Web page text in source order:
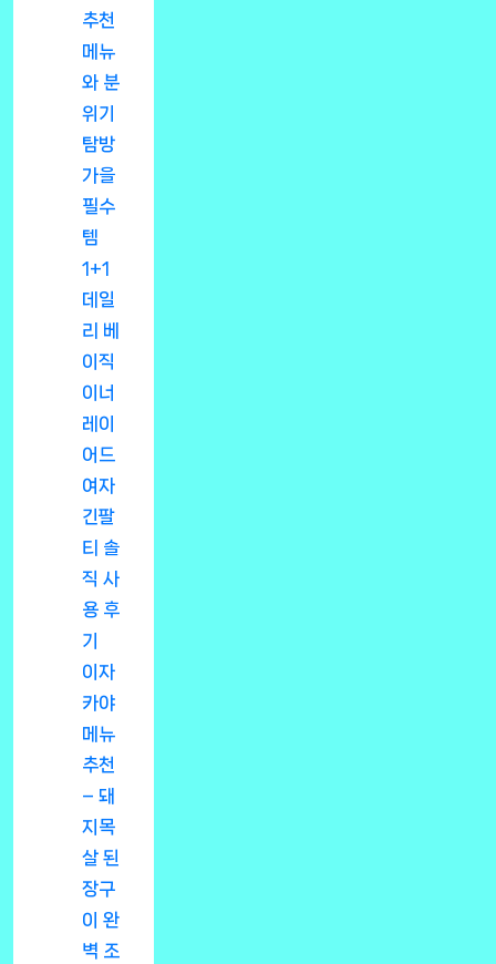
추천
메뉴
와 분
위기
탐방
가을
필수
템
1+1
데일
리 베
이직
이너
레이
어드
여자
긴팔
티 솔
직 사
용 후
기
이자
카야
메뉴
추천
– 돼
지목
살 된
장구
이 완
벽 조